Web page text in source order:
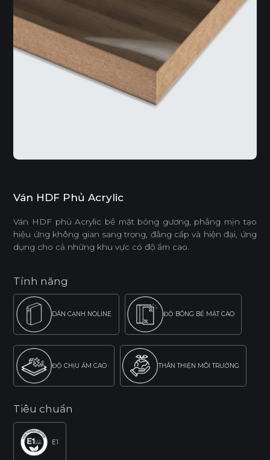
Ván HDF Phủ Acrylic
Ván HDF phủ Acrylic bề mặt bóng gương, phẳng mịn tạo
hiệu ứng không gian sang trọng, đẳng cấp và hiện đại, ứng
dụng cho cả những khu vực có độ ẩm cao.
Tính năng
DÁN CẠNH NOLINE ĐỘ BÓNG BỀ MẶT CAO
ĐỘ CHỊU ẨM CAO THÂN THIỆN MÔI TRƯỜNG
Tiêu chuẩn
E1